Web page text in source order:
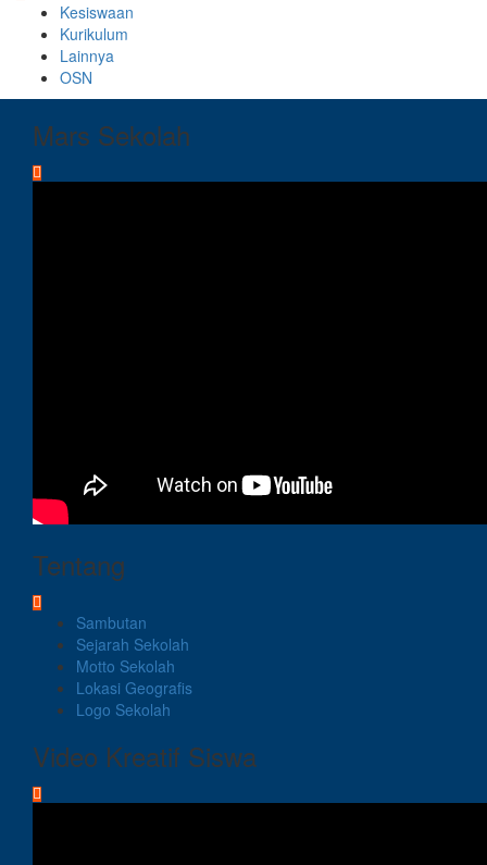
Kesiswaan
Kurikulum
Lainnya
OSN
Mars Sekolah
Tentang
Sambutan
Sejarah Sekolah
Motto Sekolah
Lokasi Geografis
Logo Sekolah
Video Kreatif Siswa